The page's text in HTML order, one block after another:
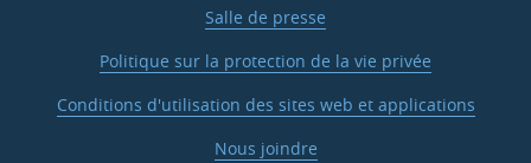
Salle de presse
Politique sur la protection de la vie privée
Conditions d'utilisation des sites web et applications
Nous joindre